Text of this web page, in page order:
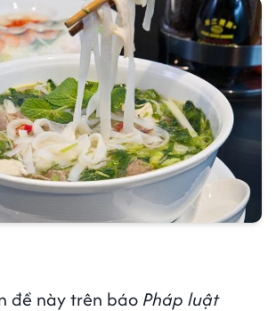
đề này trên báo Pháp luật